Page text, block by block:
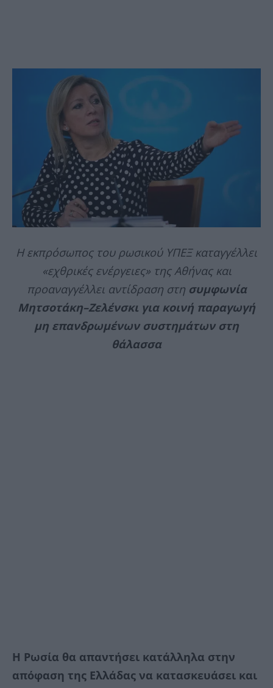
Η εκπρόσωπος του ρωσικού ΥΠΕΞ καταγγέλλει
«εχθρικές ενέργειες» της Αθήνας και
προαναγγέλλει αντίδραση στη συμφωνία
Μητσοτάκη–Ζελένσκι για κοινή παραγωγή
μη επανδρωμένων συστημάτων στη
θάλασσα
Η Ρωσία θα απαντήσει κατάλληλα στην
απόφαση της Ελλάδας να κατασκευάσει και